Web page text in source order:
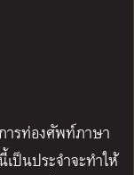
ารท่องศัพท์ภาษา
ป็นประจำจะทำให้